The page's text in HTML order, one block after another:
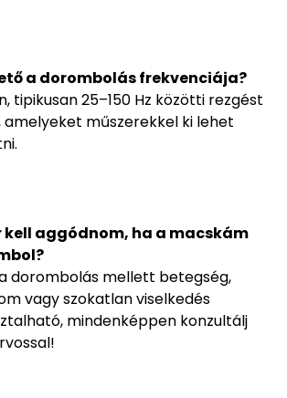
a dorombolás frekvenciája?
tipikusan 25–150 Hz közötti rezgést
amelyeket műszerekkel ki lehet
kell aggódnom, ha a macskám
dorombolás mellett betegség,
vagy szokatlan viselkedés
mindenképpen konzultálj